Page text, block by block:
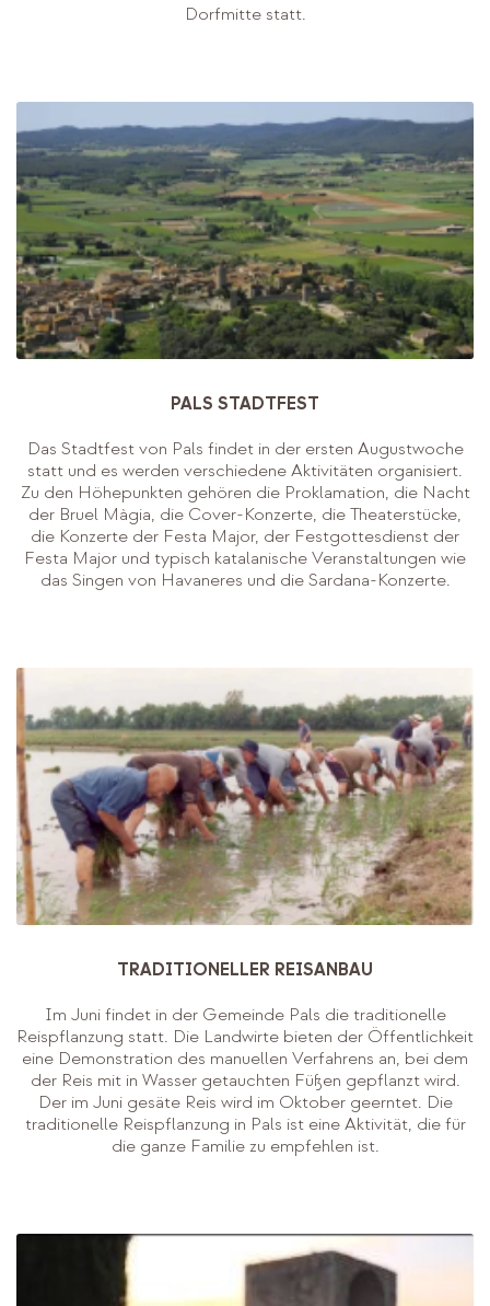
Dorfmitte statt.
PALS STADTFEST
Das Stadtfest von Pals findet in der ersten Augustwoche
statt und es werden verschiedene Aktivitäten organisiert.
Zu den Höhepunkten gehören die Proklamation, die Nacht
der Bruel Màgia, die Cover-Konzerte, die Theaterstücke,
die Konzerte der Festa Major, der Festgottesdienst der
Festa Major und typisch katalanische Veranstaltungen wie
das Singen von Havaneres und die Sardana-Konzerte.
TRADITIONELLER REISANBAU
Im Juni findet in der Gemeinde Pals die traditionelle
Reispflanzung statt. Die Landwirte bieten der Öffentlichkeit
eine Demonstration des manuellen Verfahrens an, bei dem
der Reis mit in Wasser getauchten Füßen gepflanzt wird.
Der im Juni gesäte Reis wird im Oktober geerntet. Die
traditionelle Reispflanzung in Pals ist eine Aktivität, die für
die ganze Familie zu empfehlen ist.